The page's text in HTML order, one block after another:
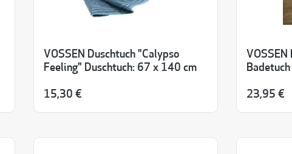
VOSSEN Duschtuch "Calypso
Feeling" Duschtuch: 67 x 140 cm
15,30 €
Badetuch
23,95 €